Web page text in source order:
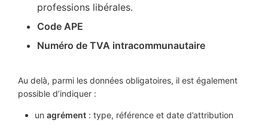
professions libérales.
Code APE
Numéro de TVA intracommunautaire
Au delà, parmi les données obligatoires, il est également
possible d’indiquer :
un agrément : type, référence et date d’attribution